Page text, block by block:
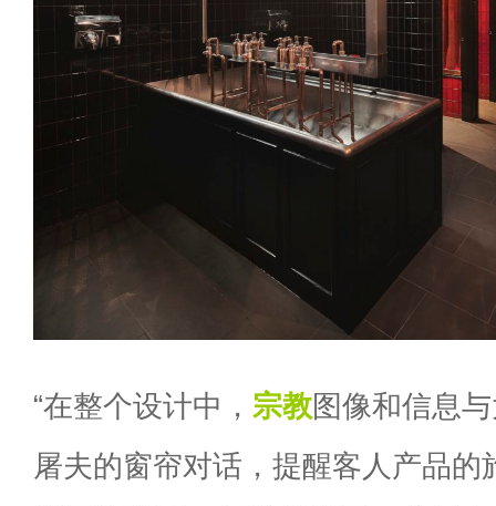
“在整个设计中， 宗教图像和信息
屠夫的窗帘对话，提醒客人产品的